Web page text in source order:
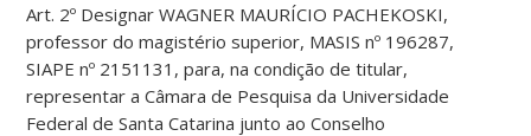
Art. 2º Designar WAGNER MAURÍCIO PACHEKOSKI,
professor do magistério superior, MASIS nº 196287,
SIAPE nº 2151131, para, na condição de titular,
representar a Câmara de Pesquisa da Universidade
Federal de Santa Catarina junto ao Conselho